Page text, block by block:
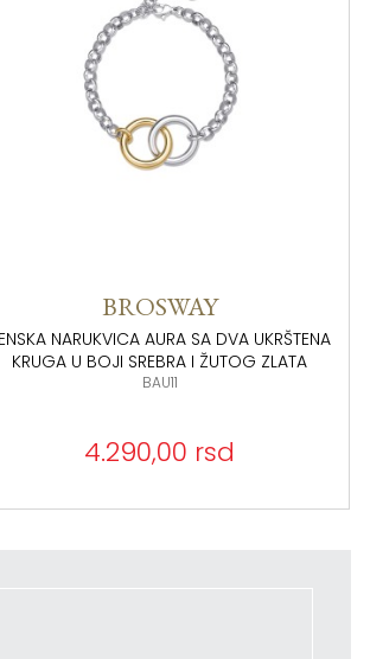
GUESS
NARUKVICA MY SECRET SA ROZE KATANCEM
JUBB05413JWYGRSS
6.090,00 rsd